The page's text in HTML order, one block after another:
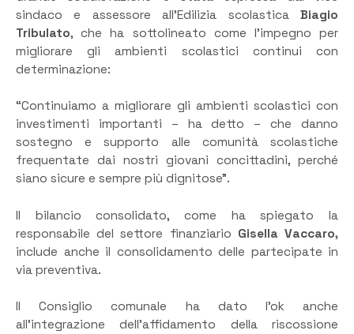
sindaco e assessore all’Edilizia scolasticaBiagio
Tribulato, che ha sottolineato come l’impegno per
migliorare gli ambienti scolastici continui con
determinazione:
“Continuiamo a migliorare gli ambienti scolastici con
investimenti importanti – ha detto – che danno
sostegno e supporto alle comunità scolastiche
frequentate dai nostri giovani concittadini, perché
siano sicure e sempre più dignitose”.
Il bilancio consolidato, come ha spiegato la
responsabile del settore finanziario Gisella Vaccaro,
include anche il consolidamento delle partecipate in
via preventiva.
Il Consiglio comunale ha dato l’ok anche
all’integrazione dell’affidamento della riscossione